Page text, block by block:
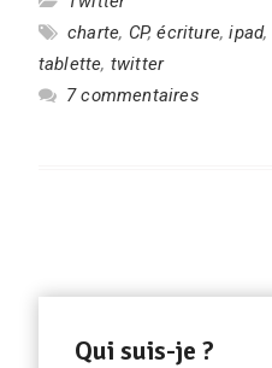
charte, CP,écriture,ipad,
tablette, twitter
7 commentaires
Qui suis-je ?